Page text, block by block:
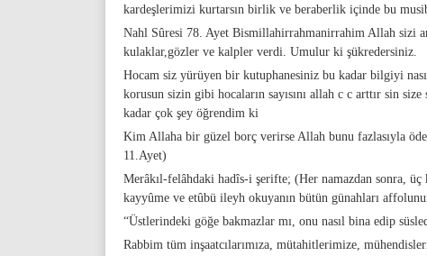
kardeşlerimizi kurtarsın birlik ve beraberlik içinde bu
Nahl Sûresi 78. Ayet Bismillahirrahmanirrahim Allah sizi
kulaklar,gözler ve kalpler verdi. Umulur ki şükredersiniz.
Hocam siz yürüyen bir kutuphanesiniz bu kadar bilgiyi
korusun sizin gibi hocaların sayısını allah c c arttır sin
kadar çok şey öğrendim ki
Kim Allaha bir güzel borç verirse Allah bunu fazlasıyla
11.Ayet)
Merâkıl-felâhdaki hadîs-i şerifte; (Her namazdan sonra,
kayyûme ve etûbü ileyh okuyanın bütün günahları
“Üstlerindeki göğe bakmazlar mı, onu nasıl bina edip
Rabbim tüm inşaatcılarımıza, mütahitlerimize,